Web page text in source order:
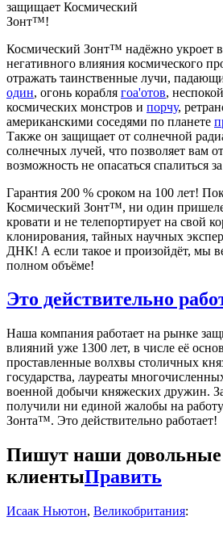
защищает Космический
Зонт™!
Космический Зонт™ надёжно укроет
негативного влияния космического
отражать таинственные лучи,
один, огонь корабля гоа'отов,
космических монстров и порчу,
американскими соседями по планете
Также он защищает от солнечной
солнечных лучей, что позволяет вам
возможность не опасаться спалиться
Гарантия 200 % сроком на 100 лет!
Космический Зонт™, ни один
кровати и не телепортирует на свой
клонирования, тайных научных
ДНК! А если такое и произойдёт, мы
полном объёме!
Это действительно
Наша компания работает на рынке
влияний уже 1300 лет, в числе её
проставленные волхвы столичных
государства, лауреаты
военной добычи княжеских дружин.
получили ни единой жалобы на
Зонта™. Это действительно работает!
Пишут наши довольные
клиентыПравить
Исаак Ньютон, Великобритания: